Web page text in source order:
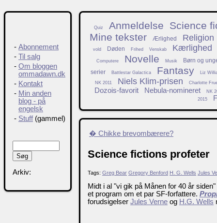
Quiz Anmeldelse
Science
Mine tekster
Ærlighed Religion
vold Døden Frihed Venskab Kærlighed
Computere Novelle Musik
Børn og
serier
Battlestar Galactica Fantasy Liz
NK 2011 Niels Klim-prisen Charlotte
Dozois-favorit Nebula-nomineret
NK
2015
� Chikke brevombærere?
Science fictions profeter
Tags: Greg Bear Gregory Benford H. G. Wells Jules
Midt i al "vi gik på Månen for 40 år
et program om et par SF-forfattere.
forudsigelser Jules Verne og H.G. Wells
- Abonnement
- Til salg
- Om bloggen
ommadawn.dk
- Kontakt
- Min anden
blog - på
engelsk
- Stuff(gammel)
Arkiv: